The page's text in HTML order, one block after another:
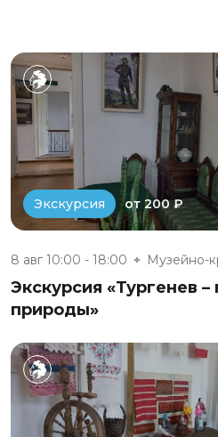
Экскурсия от 200 ₽
8 авг 10:00 - 18:00
Экскурсия «Тургенев
природы»